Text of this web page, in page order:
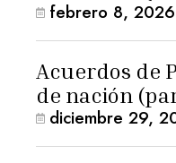
febrero 8, 2026
Acuerdos de
de nación
diciembre 29,